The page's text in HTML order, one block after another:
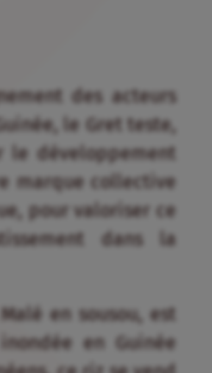
des acteurs
le Gret teste,
le développement
marque collective
pour valoriser ce
dans la
en sousou, est
en Guinée